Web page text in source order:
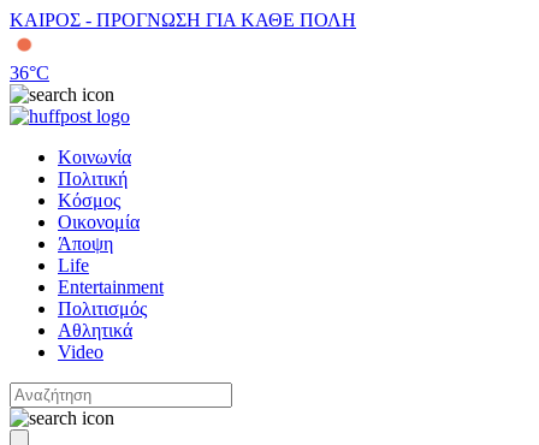
ΚΑΙΡΟΣ - ΠΡΟΓΝΩΣΗ ΓΙΑ ΚΑΘΕ ΠΟΛΗ
36°C
Κοινωνία
Πολιτική
Κόσμος
Οικονομία
Άποψη
Life
Entertainment
Πολιτισμός
Αθλητικά
Video